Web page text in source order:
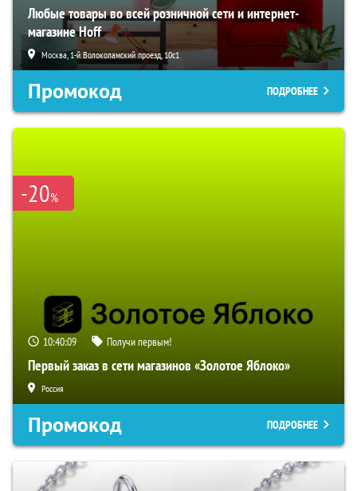
Любые товары во всей розничной сети и интернет-
магазине Hoff
Москва, 1-й Волоколамский проезд, 10с1
Промокод ПОДРОБНЕЕ
-20%
10:40:08 Получи первым!
Первый заказ в сети магазинов «Золотое Яблоко»
Россия
Промокод ПОДРОБНЕЕ